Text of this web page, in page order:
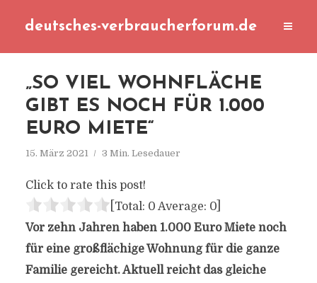
deutsches-verbraucherforum.de
„SO VIEL WOHNFLÄCHE
GIBT ES NOCH FÜR 1.000
EURO MIETE“
15. März 2021 3 Min. Lesedauer
Click to rate this post!
[Total: 0 Average: 0]
Vor zehn Jahren haben 1.000 Euro Miete noch
für eine großflächige Wohnung für die ganze
Familie gereicht. Aktuell reicht das gleiche